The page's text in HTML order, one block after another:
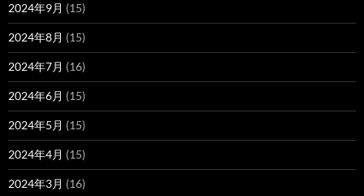
2024年9月 (15)
2024年8月 (15)
2024年7月 (16)
2024年6月 (15)
2024年5月 (15)
2024年4月 (15)
2024年3月 (16)